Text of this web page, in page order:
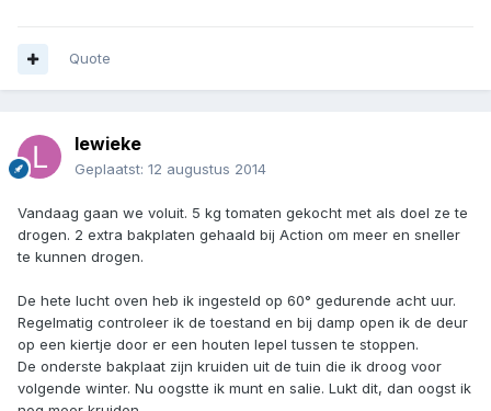
Quote
lewieke
Geplaatst: 12 augustus 2014
Vandaag gaan we voluit. 5 kg tomaten gekocht met als doel ze te
drogen. 2 extra bakplaten gehaald bij Action om meer en sneller
te kunnen drogen.
De hete lucht oven heb ik ingesteld op 60° gedurende acht uur.
Regelmatig controleer ik de toestand en bij damp open ik de deur
op een kiertje door er een houten lepel tussen te stoppen.
De onderste bakplaat zijn kruiden uit de tuin die ik droog voor
volgende winter. Nu oogstte ik munt en salie. Lukt dit, dan oogst ik